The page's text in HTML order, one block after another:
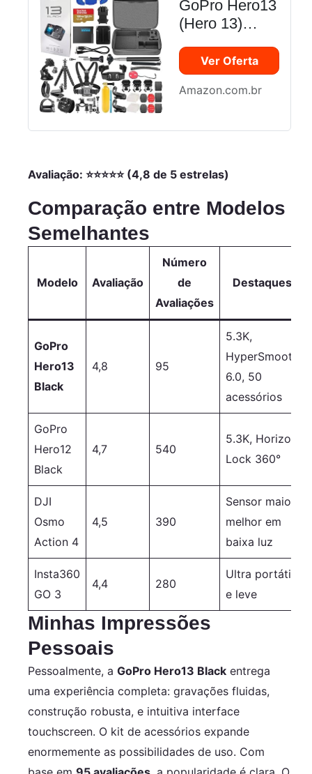
GoPro Hero13
(Hero 13)
Câmera De
Ação À Prova
D'Água Com
5.3K, Fotos
Transmissão
Webcam,
Ver Oferta
Amazon.com.br
Avaliação: ⭐⭐⭐⭐⭐ (4,8 de 5 estrelas)
Comparação entre Modelos
Semelhantes
Modelo Avaliação
Número
de
Avaliações
Destaques
GoPro
Hero13
Black
4,8 95
5.3K,
HyperSmooth
6.0, 50
acessórios
GoPro
Hero12
Black
4,7 540
5.3K, Horizon
Lock 360°
DJI
Osmo
Action 4
4,5 390
Sensor maior,
melhor em
baixa luz
Insta360
GO 3
4,4 280
Ultra portátil
e leve
Minhas Impressões
Pessoais
Pessoalmente, a GoPro Hero13 Black entrega
uma experiência completa: gravações fluidas,
construção robusta, e intuitiva interface
touchscreen. O kit de acessórios expande
enormemente as possibilidades de uso. Com